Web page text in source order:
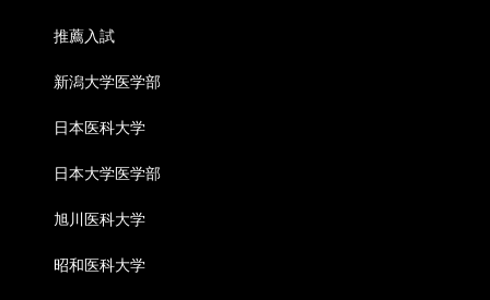
推薦入試
新潟大学医学部
日本医科大学
日本大学医学部
旭川医科大学
昭和医科大学